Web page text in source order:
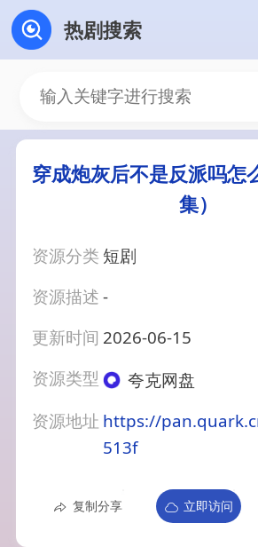
热剧搜索
穿成炮灰后不是反派吗怎
集）
资源分类 短剧
资源描述-
更新时间 2026-06-15
资源类型
夸克网盘
资源地址 https://
513f
复制分享 立即访问